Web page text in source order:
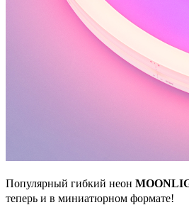
Популярный гибкий неон
теперь и в миниатюрном формате!